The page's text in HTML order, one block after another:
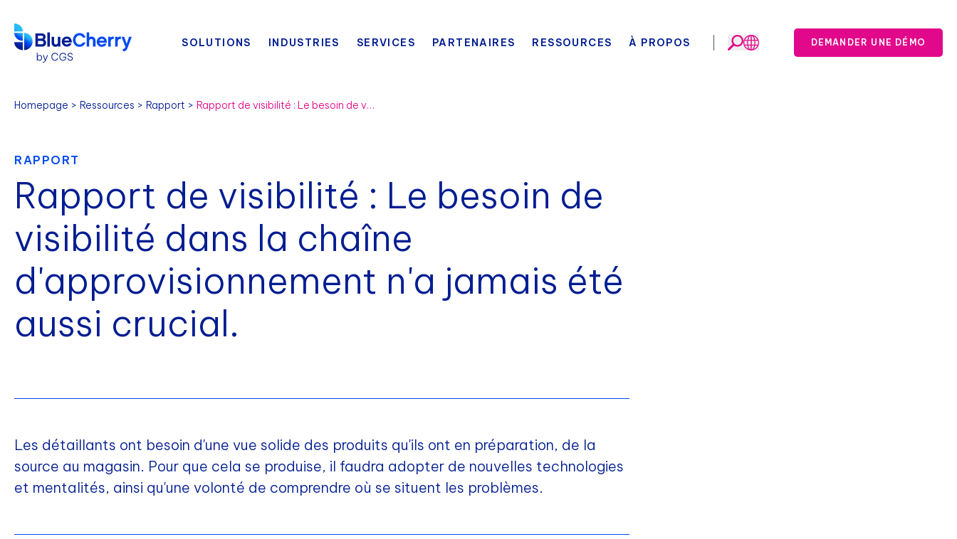
SOLUTIONS INDUSTRIES SERVICES PARTENAIRES RESSOURCES À PROPOS DEMANDER UNE DÉMO
Homepage Ressources Rapport Rapport de visibilité : Le besoin de visibilité dans la chaîne d'approvisionnement n'a jamais été aussi crucial.
RAPPORT
Rapport de visibilité : Le besoin de
visibilité dans la chaîne
d'approvisionnement n'a jamais été
aussi crucial.
Les détaillants ont besoin d'une vue solide des produits qu'ils ont en préparation, de la
source au magasin. Pour que cela se produise, il faudra adopter de nouvelles technologies
et mentalités, ainsi qu'une volonté de comprendre où se situent les problèmes.